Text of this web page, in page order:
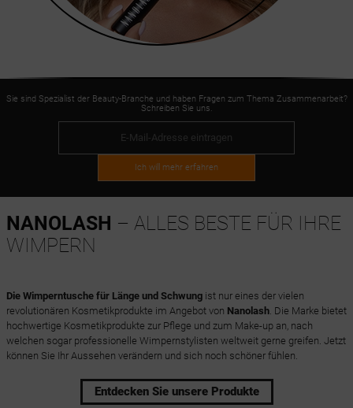
Sie sind Spezialist der Beauty-Branche und haben Fragen zum Thema Zusammenarbeit?
Schreiben Sie uns.
Ich will mehr erfahren
NANOLASH – ALLES BESTE FÜR IHRE
WIMPERN
Die Wimperntusche für Länge und Schwungist nur eines der vielen
revolutionären Kosmetikprodukte im Angebot von Nanolash. Die Marke bietet
hochwertige Kosmetikprodukte zur Pflege und zum Make-up an, nach
welchen sogar professionelle Wimpernstylisten weltweit gerne greifen. Jetzt
können Sie Ihr Aussehen verändern und sich noch schöner fühlen.
Entdecken Sie unsere Produkte